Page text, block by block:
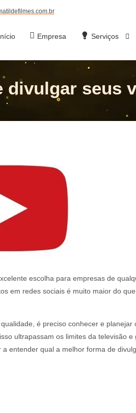
Empresa Serviços
divulgar seus
escolha para empresas de
em redes sociais é muito maior do
é preciso conhecer e planejar
ultrapassam os limites da televisão e
entender qual a melhor forma de